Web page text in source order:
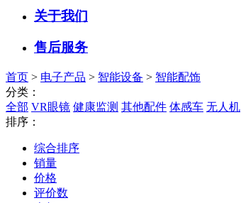
关于我们
售后服务
首页 > 电子产品 > 智能设备 > 智能配饰
分类：
全部 VR眼镜 健康监测 其他配件 体感车 无人机
排序：
综合排序
销量
价格
评价数